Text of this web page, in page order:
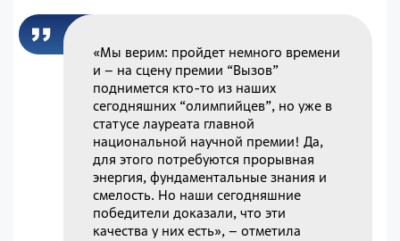
«Мы верим: пройдет немного времени
и – на сцену премии “Вызов”
поднимется кто-то из наших
сегодняшних “олимпийцев”, но уже в
статусе лауреата главной
национальной научной премии! Да,
для этого потребуются прорывная
энергия, фундаментальные знания и
смелость. Но наши сегодняшние
победители доказали, что эти
качества у них есть», – отметила